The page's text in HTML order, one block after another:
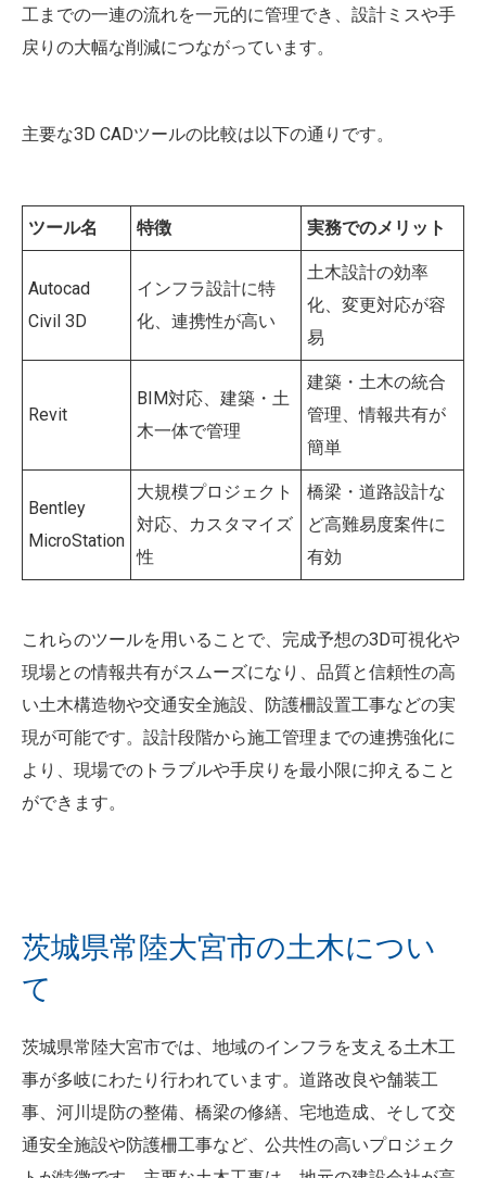
工までの一連の流れを一元的に管理でき、設計ミスや手
戻りの大幅な削減につながっています。
主要な3D CADツールの比較は以下の通りです。
ツール名 特徴 実務でのメリット
Autocad
Civil 3D
インフラ設計に特
化、連携性が高い
土木設計の効率
化、変更対応が容
易
Revit
BIM対応、建築・土
木一体で管理
建築・土木の統合
管理、情報共有が
簡単
Bentley
MicroStation
大規模プロジェクト
対応、カスタマイズ
性
橋梁・道路設計な
ど高難易度案件に
有効
これらのツールを用いることで、完成予想の3D可視化や
現場との情報共有がスムーズになり、品質と信頼性の高
い土木構造物や交通安全施設、防護柵設置工事などの実
現が可能です。設計段階から施工管理までの連携強化に
より、現場でのトラブルや手戻りを最小限に抑えること
ができます。
茨城県常陸大宮市の土木につい
て
茨城県常陸大宮市では、地域のインフラを支える土木工
事が多岐にわたり行われています。道路改良や舗装工
事、河川堤防の整備、橋梁の修繕、宅地造成、そして交
通安全施設や防護柵工事など、公共性の高いプロジェク